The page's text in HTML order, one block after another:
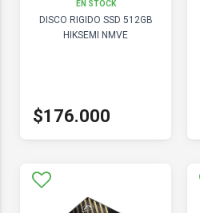
EN STOCK
DISCO RIGIDO SSD 512GB
HIKSEMI NMVE
$176.000